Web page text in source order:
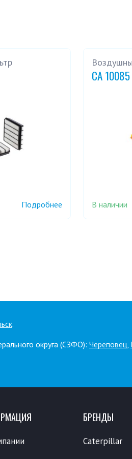
Подробнее
CA 10085
В наличии
.
округа (СЗФО): Череповец,
БРЕНДЫ
Caterpillar